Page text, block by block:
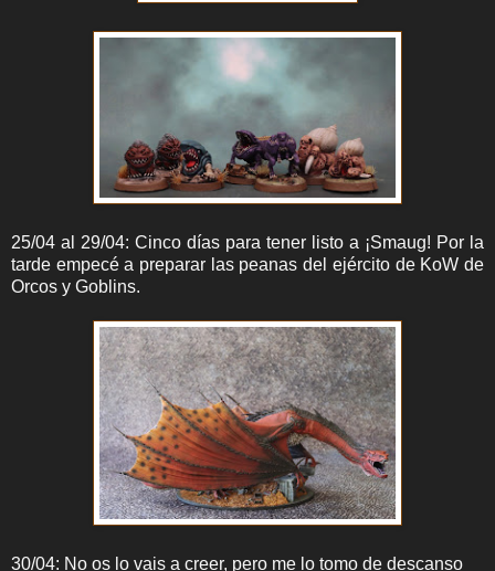
25/04 al 29/04: Cinco días para tener listo a ¡Smaug! Por la
tarde empecé a preparar las peanas del ejército de KoW de
Orcos y Goblins.
30/04: No os lo vais a creer, pero me lo tomo de descanso